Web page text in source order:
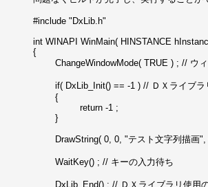
#include "DxLib.h"
int WINAPI WinMain( HINSTANCE
{